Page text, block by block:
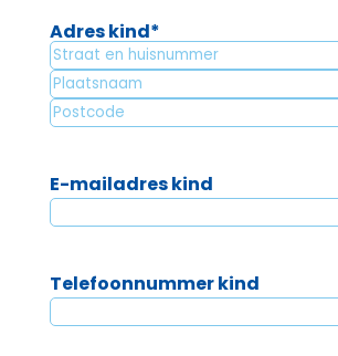
Adres kind*
Straat
+
huisnummer
Plaatsnaam
Postcode
E-mailadres kind
Telefoonnummer kind